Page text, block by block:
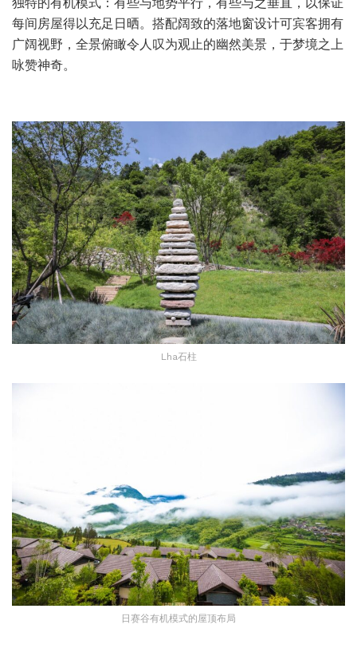
每间房屋得以充足日晒。搭配阔致的落地窗设计可宾客拥有
广阔视野，全景俯瞰令人叹为观止的幽然美景，于梦境之上
咏赞神奇。
Lha石柱
日赛谷有机模式的屋顶布局